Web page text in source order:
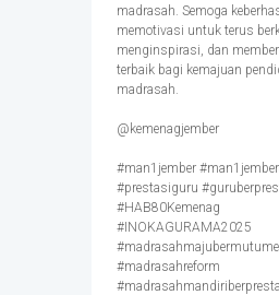
madrasah. Semoga
memotivasi untuk terus
menginspirasi, dan
terbaik bagi kemajuan
madrasah.
@kemenagjember
#man1jember
#prestasiguru
#HAB80Kemenag
#INOKAGURAMA2025
#madrasahreform